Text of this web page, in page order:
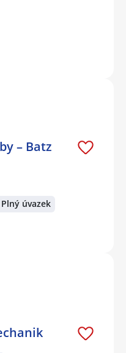
– Batz
Plný úvazek